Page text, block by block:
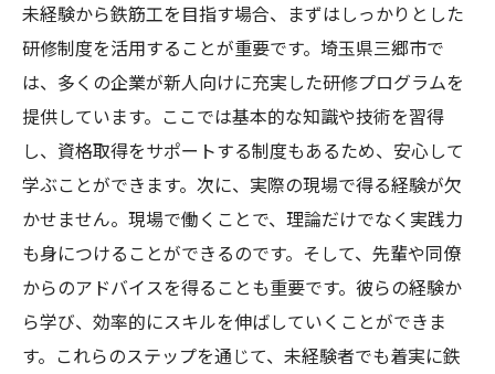
三郷市での経験を活かしたプロへの道
鉄筋工プロとしてのスキル開発のコツ
成長を加速させる三郷市の環境
未経験者が学ぶべきプロの仕事術
三郷市で鉄筋工プロとして成功するために
未経験から鉄筋工を目指す場合、まずはしっかりとした
研修制度を活用することが重要です。埼玉県三郷市で
は、多くの企業が新人向けに充実した研修プログラムを
提供しています。ここでは基本的な知識や技術を習得
し、資格取得をサポートする制度もあるため、安心して
学ぶことができます。次に、実際の現場で得る経験が欠
かせません。現場で働くことで、理論だけでなく実践力
も身につけることができるのです。そして、先輩や同僚
からのアドバイスを得ることも重要です。彼らの経験か
ら学び、効率的にスキルを伸ばしていくことができま
す。これらのステップを通じて、未経験者でも着実に鉄